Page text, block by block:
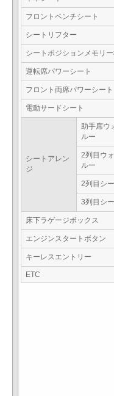
フロントベンチシート
シートリフター
シートポジションメモリ
運転席パワーシート
フロント両席パワーシート
電動サードシート
シートアレン
ジ
助手席ウ
ルー
2列目ウ
ルー
2列目シ
3列目シ
床下ラゲージボックス
エンジンスタートボタン
キーレスエントリー
ETC